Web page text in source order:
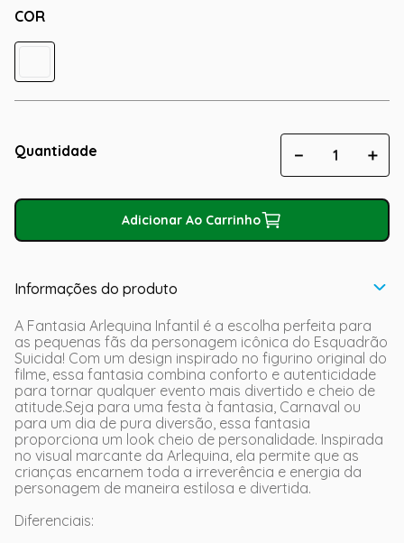
COR
Quantidade ＋
－
Adicionar Ao Carrinho
Informações do produto
A Fantasia Arlequina Infantil é a escolha perfeita para
as pequenas fãs da personagem icônica do Esquadrão
Suicida! Com um design inspirado no figurino original do
filme, essa fantasia combina conforto e autenticidade
para tornar qualquer evento mais divertido e cheio de
atitude.Seja para uma festa à fantasia, Carnaval ou
para um dia de pura diversão, essa fantasia
proporciona um look cheio de personalidade. Inspirada
no visual marcante da Arlequina, ela permite que as
crianças encarnem toda a irreverência e energia da
personagem de maneira estilosa e divertida.
Diferenciais: